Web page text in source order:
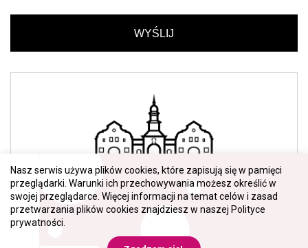
Nasz serwis używa plików cookies, które zapisują się w pamięci
przeglądarki. Warunki ich przechowywania możesz określić w
swojej przeglądarce. Więcej informacji na temat celów i zasad
przetwarzania plików cookies znajdziesz w naszej Polityce
prywatności